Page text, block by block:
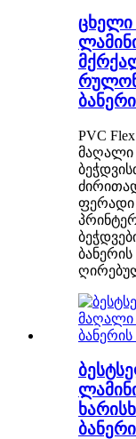
ცხელი
PVC
მაღალი
ფერადი